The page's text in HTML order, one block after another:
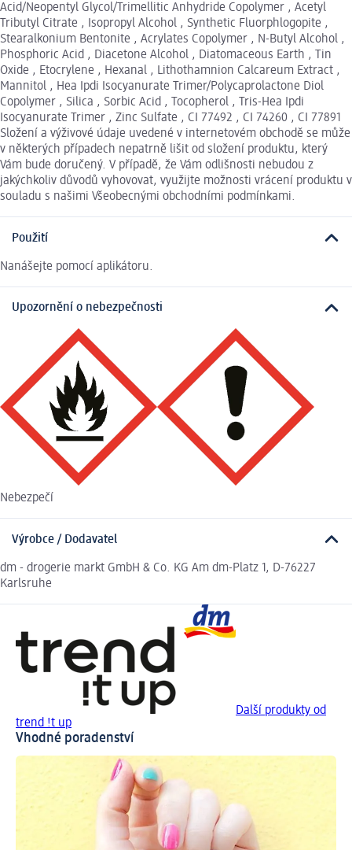
Acid/Neopentyl Glycol/Trimellitic Anhydride Copolymer , Acetyl
Tributyl Citrate , Isopropyl Alcohol , Synthetic Fluorphlogopite ,
Stearalkonium Bentonite , Acrylates Copolymer , N-Butyl Alcohol ,
Phosphoric Acid , Diacetone Alcohol , Diatomaceous Earth , Tin
Oxide , Etocrylene , Hexanal , Lithothamnion Calcareum Extract ,
Mannitol , Hea Ipdi Isocyanurate Trimer/Polycaprolactone Diol
Copolymer , Silica , Sorbic Acid , Tocopherol , Tris-Hea Ipdi
Isocyanurate Trimer , Zinc Sulfate , CI 77492 , CI 74260 , CI 77891
Složení a výživové údaje uvedené v internetovém obchodě se může
v některých případech nepatrně lišit od složení produktu, který
Vám bude doručený. V případě, že Vám odlišnosti nebudou z
jakýchkoliv důvodů vyhovovat, využijte možnosti vrácení produktu v
souladu s našimi Všeobecnými obchodními podmínkami.
Použití
Nanášejte pomocí aplikátoru.
Upozornění o nebezpečnosti
Nebezpečí
Výrobce / Dodavatel
dm - drogerie markt GmbH & Co. KG Am dm-Platz 1, D-76227
Karlsruhe
Další produkty od
trend !t up
Vhodné poradenství